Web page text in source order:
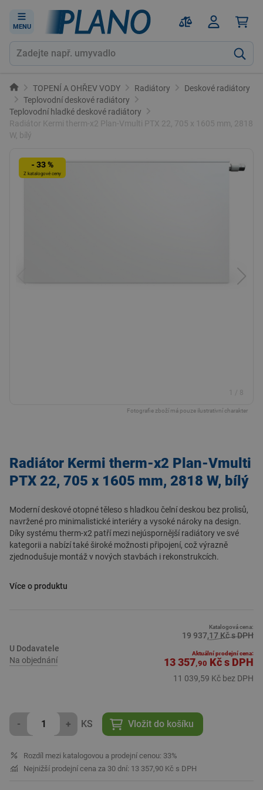
MENU
TOPENÍ A OHŘEV VODY Radiátory
Deskové radiátory
Teplovodní deskové radiátory
Teplovodní hladké deskové radiátory
Radiátor Kermi therm-x2 Plan-Vmulti PTX 22, 705 x 1605 mm, 2818
W, bílý
- 33 %
Z katalogové ceny
1 / 8
Fotografie zboží má pouze ilustrativní charakter
Radiátor Kermi therm-x2 Plan-Vmulti
PTX 22, 705 x 1605 mm, 2818 W, bílý
Moderní deskové otopné těleso s hladkou čelní deskou bez prolisů,
navržené pro minimalistické interiéry a vysoké nároky na design.
Díky systému therm-x2 patří mezi nejúspornější radiátory ve své
kategorii a nabízí také široké možnosti připojení, což výrazně
zjednodušuje montáž v nových stavbách i rekonstrukcích.
Elegantní hladká čelní deska pro moderní vzhled
Možnost pozdější změny rozměru radiátoru u středového
Rychlá montáž, všechny přípojky uzavřeny z výroby
Vhodné také jako varianta Hygiene
Designové interiéry, obytné místnosti, kanceláře
Rekonstrukce s využitím stávajícího napojení
Charakteristika:
Více o produktu
U Dodavatele
Na objednání
Katalogová cena:
19 937,17 Kč s DPH
Aktuální prodejní cena:
13 357,90 Kčs DPH
11 039,59 Kč bez DPH
- + KS Vložit do košíku
Rozdíl mezi katalogovou a prodejní cenou: 33%
Nejnižší prodejní cena za 30 dní: 13 357,90 Kč s DPH